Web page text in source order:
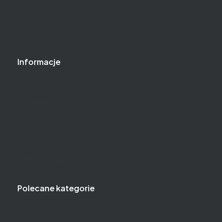
Informacje
Polecane kategorie